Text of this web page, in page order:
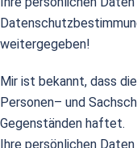
weitergegeben!
Mir ist bekannt, dass
Personen– und
Gegenständen haftet.
Ihre persönlichen